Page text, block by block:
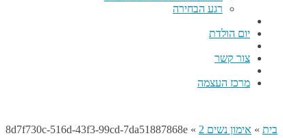
רגע הבחירה
יום הולדת
צור קשר
מרכז העצמה
בית » אימון נשים 2 »
8d7f730c-516d-43f3-99cd-7da51887868e